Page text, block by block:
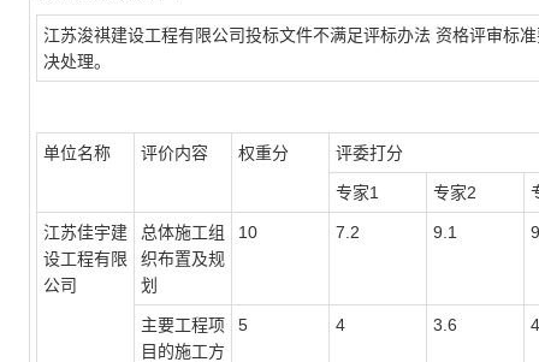
江苏浚祺建设工程有限公司投标文件不满足评标办法 资格评审标
决处理。
单位名称 评价内容 权重分 评委打分
专家1 专家2
江苏佳宇建
设工程有限
公司
总体施工组
织布置及规
划
10 7.2 9.1
主要工程项
目的施工方
5 4 3.6